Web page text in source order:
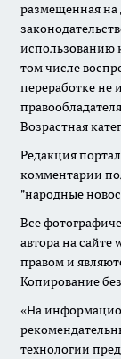
размещенная на
использованию
том числе
переработке не
Возрастная
Редакция
комментарии
"народные
Все
автора на
правом и
Копирование
«На
технологии